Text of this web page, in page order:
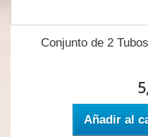
Conjunto de 2
Añadir al